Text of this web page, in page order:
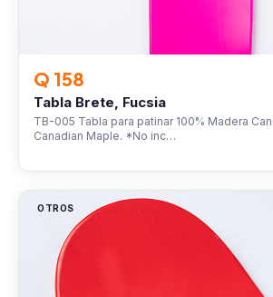
Q 158
Tabla Brete, Fucsia
TB-005 Tabla para patinar 100% Madera
Canadian Maple. *No inc…
OTROS